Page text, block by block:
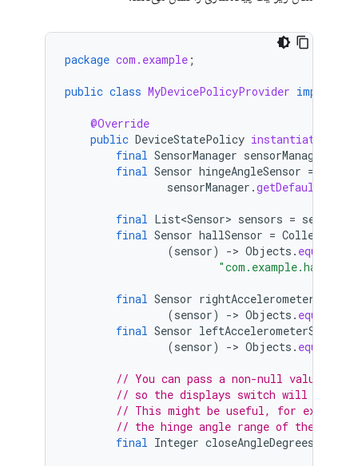
package com.example ;
public class MyDevicePolicyProvider
@Override
public DeviceStatePolicy instantiate
final SensorManager sensorManager
final Sensor hingeAngleSensor =
sensorManager .getDefaultSensor
final List<Sensor> sensors =
final Sensor hallSensor =
(sensor) -> Objects . equals
final Sensor rightAccelerometerSensor
(sensor) -> Objects . equals
final Sensor leftAccelerometerSensor
(sensor) -> Objects . equals
// You can pass a non-null value
// so the displays switch will always
// This might be useful, for example,
// the hinge angle range of the
final Integer closeAngleDegrees